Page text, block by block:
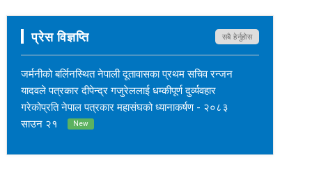
प्रेस विज्ञप्ति सबै हेर्नुहोस
जर्मनीको बर्लिनस्थित नेपाली दूतावासका प्रथम सचिव रन्जन
यादवले पत्रकार दीपेन्द्र गजुरेललाई धम्कीपूर्ण दुर्व्यवहार
गरेकोप्रति नेपाल पत्रकार महासंघको ध्यानाकर्षण - २०८३
साउन २१
New
नेपाल कर्म अनलाइनका सम्पादक सुशीलकुमार खड्काको